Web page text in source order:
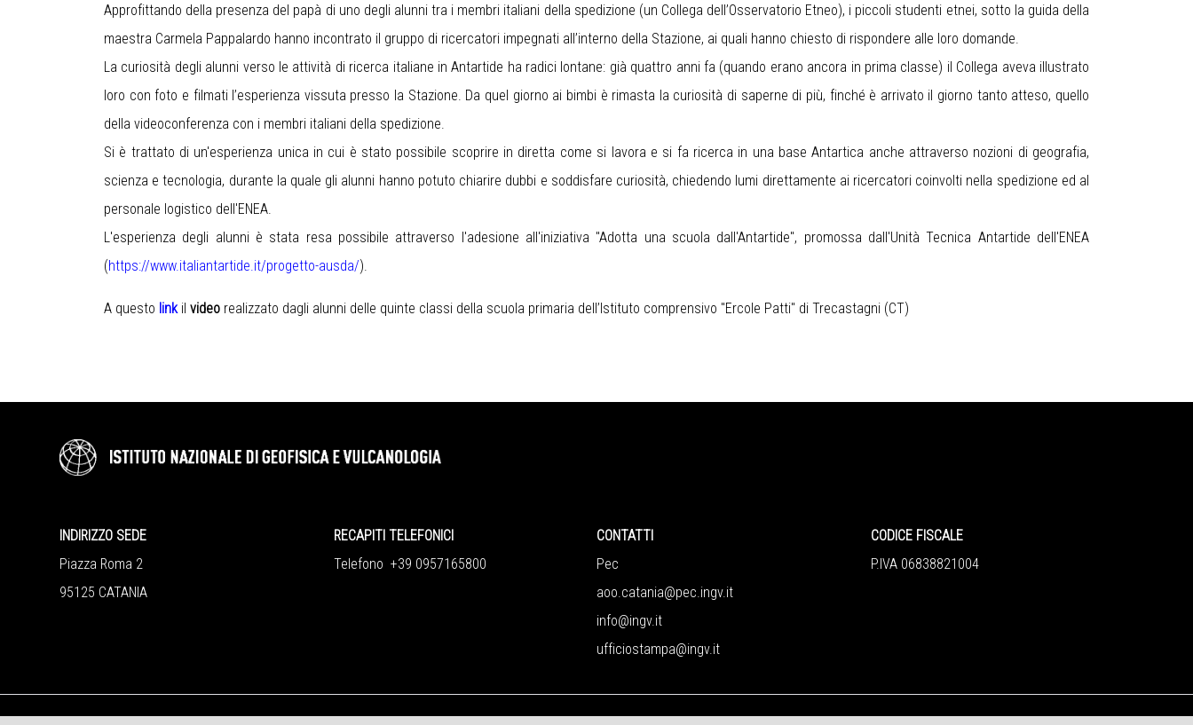
Approfittando della presenza del papà di uno degli alunni tra i membri italiani della spedizione (un Collega dell’Osservatorio Etneo), i piccoli studenti etnei, sotto la guida della
maestra Carmela Pappalardo hanno incontrato il gruppo di ricercatori impegnati all’interno della Stazione, ai quali hanno chiesto di rispondere alle loro domande.
La curiosità degli alunni verso le attività di ricerca italiane in Antartide ha radici lontane: già quattro anni fa (quando erano ancora in prima classe) il Collega aveva illustrato
loro con foto e filmati l’esperienza vissuta presso la Stazione. Da quel giorno ai bimbi è rimasta la curiosità di saperne di più, finché è arrivato il giorno tanto atteso, quello
della videoconferenza con i membri italiani della spedizione.
Si è trattato di un'esperienza unica in cui è stato possibile scoprire in diretta come si lavora e si fa ricerca in una base Antartica anche attraverso nozioni di geografia,
scienza e tecnologia, durante la quale gli alunni hanno potuto chiarire dubbi e soddisfare curiosità, chiedendo lumi direttamente ai ricercatori coinvolti nella spedizione ed al
personale logistico dell'ENEA.
L'esperienza degli alunni è stata resa possibile attraverso l'adesione all'iniziativa "Adotta una scuola dall'Antartide", promossa dall'Unità Tecnica Antartide dell'ENEA
(https://www.italiantartide.it/progetto-ausda/).
A questo link il video realizzato dagli alunni delle quinte classi della scuola primaria dell’Istituto comprensivo "Ercole Patti" di Trecastagni (CT)
INDIRIZZO SEDE
Piazza Roma 2
95125 CATANIA
RECAPITI TELEFONICI
Telefono +39 0957165800
CONTATTI
Pec
aoo.catania@pec.ingv.it
info@ingv.it
ufficiostampa@ingv.it
CODICE FISCALE
P.IVA 06838821004